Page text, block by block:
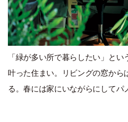
「緑が多い所で暮らしたい」と
叶った住まい。リビングの窓から
る。春には家にいながらにしてパ